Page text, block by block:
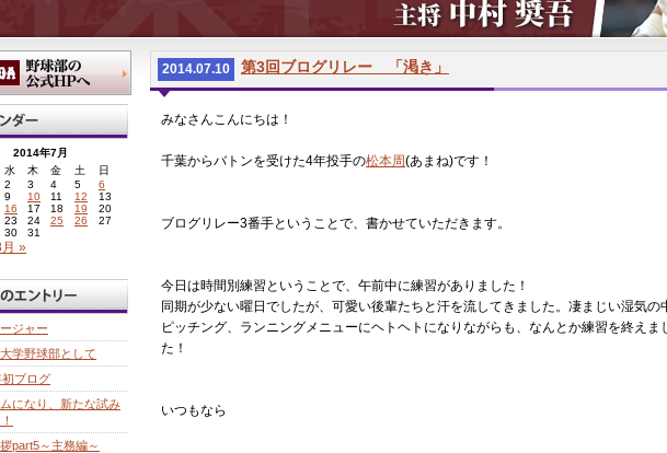
2014.07.10 第3回ブログリレー 「渇き」
みなさんこんにちは！
千葉からバトンを受けた4年投手の松本周(あまね)です！
ブログリレー3番手ということで、書かせていただきます。
今日は時間別練習ということで、午前中に練習がありました！
同期が少ない曜日でしたが、可愛い後輩たちと汗を流してきました。凄まじい湿気の
ピッチング、ランニングメニューにヘトヘトになりながらも、なんとか練習を終えま
た！
いつもなら
2014年7月
水 木 金 土
日
2 3 4 5
6
9 10 11 12
13
16 17 18 19
20
23 24 25 26
27
30 31
»
ジャー
学野球部として
ブログ
になり、新たな試み
part5～主務編～